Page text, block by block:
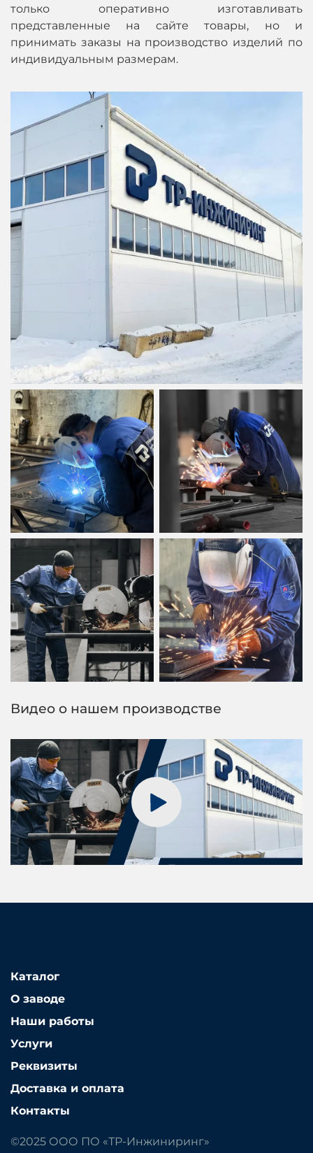
только оперативно изготавливать
представленные на сайте товары, но и
принимать заказы на производство изделий по
индивидуальным размерам.
Видео о нашем производстве
Каталог
О заводе
Наши работы
Услуги
Реквизиты
Доставка и оплата
Контакты
©2025 ООО ПО «ТР-Инжиниринг»